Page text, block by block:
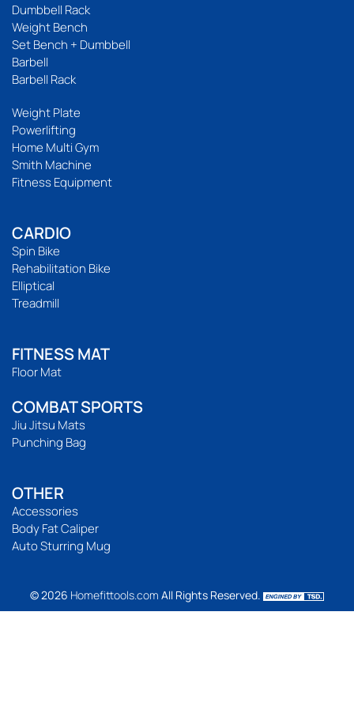
Dumbbell Rack
Weight Bench
Set Bench + Dumbbell
Barbell
Barbell Rack
Weight Plate
Powerlifting
Home Multi Gym
Smith Machine
Fitness Equipment
CARDIO
Spin Bike
Rehabilitation Bike
Elliptical
Treadmill
FITNESS MAT
Floor Mat
COMBAT SPORTS
Jiu Jitsu Mats
Punching Bag
OTHER
Accessories
Body Fat Caliper
Auto Sturring Mug
© 2026 Homefittools.com All Rights Reserved.